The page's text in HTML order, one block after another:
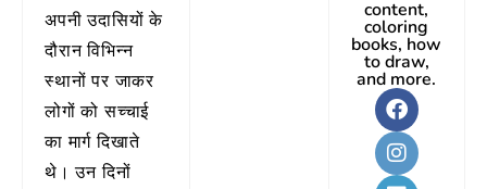
अपनी उदासियों के
दौरान विभिन्न
स्थानों पर जाकर
लोगों को सच्चाई
का मार्ग दिखाते
थे। उन दिनों
content,
coloring
books, how
to draw,
and more.